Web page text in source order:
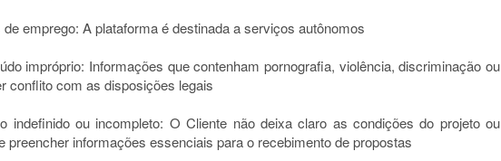
de emprego: A plataforma é destinada a serviços autônomos
impróprio: Informações que contenham pornografia, violência, discriminação ou
conflito com as disposições legais
indefinido ou incompleto: O Cliente não deixa claro as condições do projeto ou
preencher informações essenciais para o recebimento de propostas